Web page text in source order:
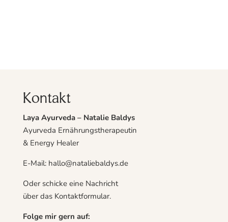
Kontakt
Laya Ayurveda – Natalie Baldys
Ayurveda Ernährungstherapeutin
& Energy Healer
E-Mail: hallo@nataliebaldys.de
Oder schicke eine Nachricht
über das Kontaktformular.
Folge mir gern auf: